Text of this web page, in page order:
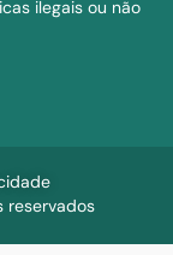
ilegais ou não
reservados